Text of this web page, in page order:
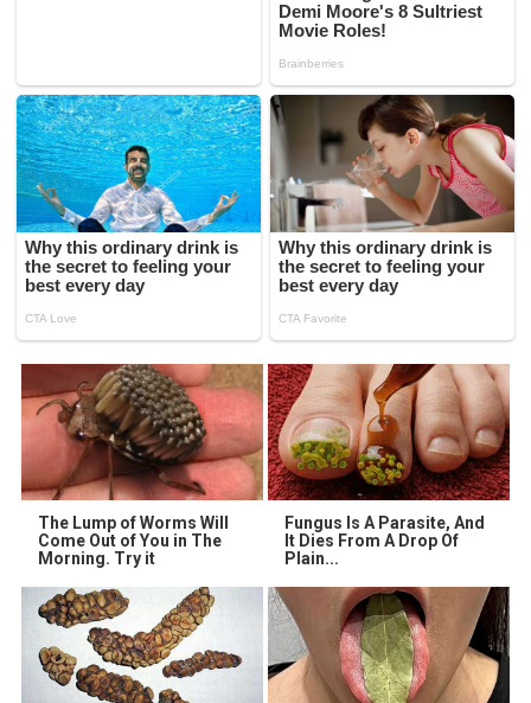
The Lump of Worms Will
Come Out of You in The
Morning. Try it
Fungus Is A Parasite, And
It Dies From A Drop Of
Plain...